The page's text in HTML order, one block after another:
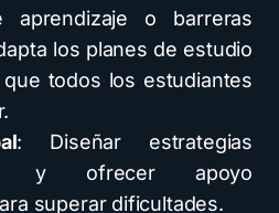
aprendizaje o barreras
los planes de estudio
que todos los estudiantes
: Diseñar estrategias
y ofrecer apoyo
superar dificultades.